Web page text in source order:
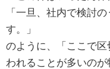
「一旦、社内で検討
す。」
のように、「ここで
われることが多いのが